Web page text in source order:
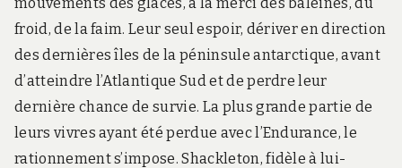
froid, de la faim. Leur seul espoir, dériver en direction
des dernières îles de la péninsule antarctique, avant
d’atteindre l’Atlantique Sud et de perdre leur
dernière chance de survie. La plus grande partie de
leurs vivres ayant été perdue avec l’Endurance, le
rationnement s’impose. Shackleton, fidèle à lui-